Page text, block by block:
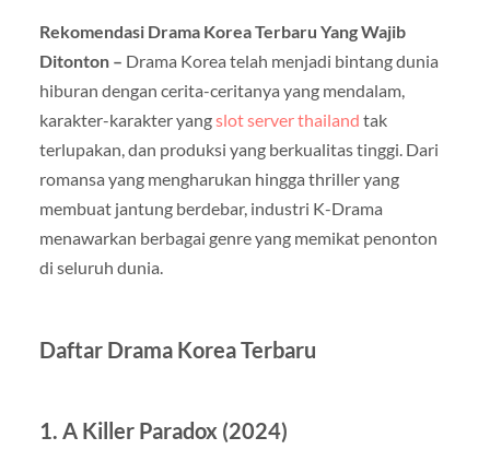
Rekomendasi Drama Korea Terbaru Yang Wajib
Ditonton – Drama Korea telah menjadi bintang dunia
hiburan dengan cerita-ceritanya yang mendalam,
karakter-karakter yangslot server thailand tak
terlupakan, dan produksi yang berkualitas tinggi. Dari
romansa yang mengharukan hingga thriller yang
membuat jantung berdebar, industri K-Drama
menawarkan berbagai genre yang memikat penonton
di seluruh dunia.
Daftar Drama Korea Terbaru
1. A Killer Paradox (2024)